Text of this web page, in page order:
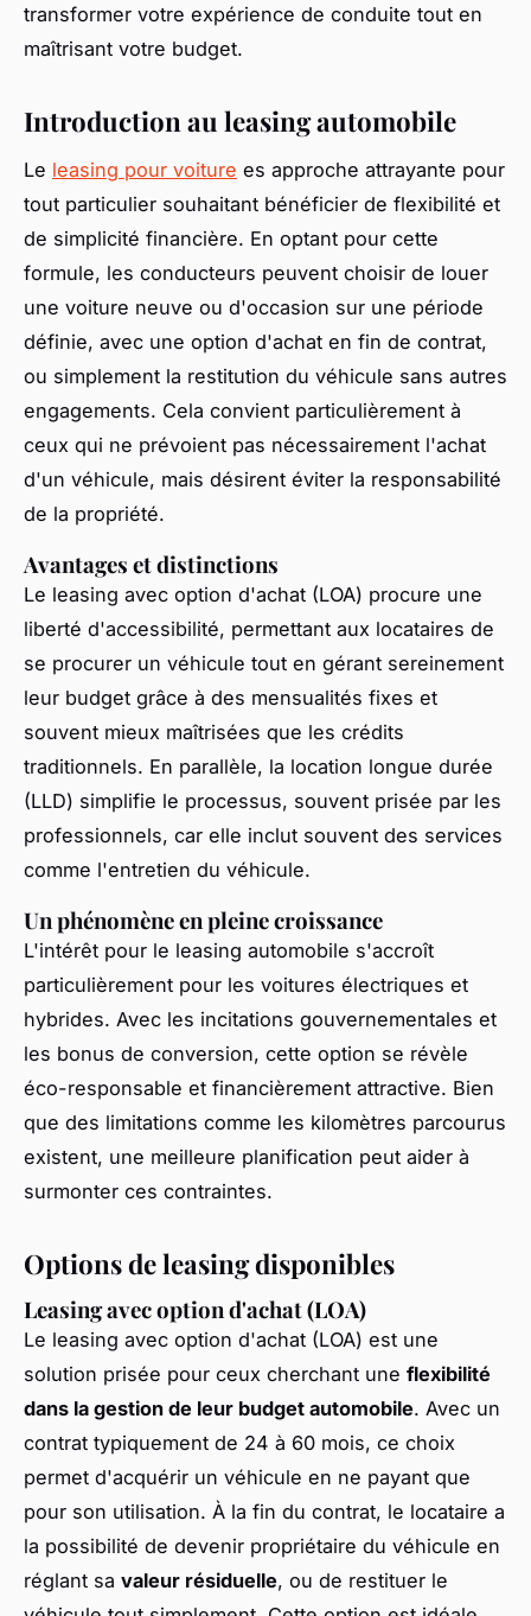
transformer votre expérience de conduite tout en
maîtrisant votre budget.
Introduction au leasing automobile
Le leasing pour voiture es approche attrayante pour
tout particulier souhaitant bénéficier de flexibilité et
de simplicité financière. En optant pour cette
formule, les conducteurs peuvent choisir de louer
une voiture neuve ou d'occasion sur une période
définie, avec une option d'achat en fin de contrat,
ou simplement la restitution du véhicule sans autres
engagements. Cela convient particulièrement à
ceux qui ne prévoient pas nécessairement l'achat
d'un véhicule, mais désirent éviter la responsabilité
de la propriété.
Avantages et distinctions
Le leasing avec option d'achat (LOA) procure une
liberté d'accessibilité, permettant aux locataires de
se procurer un véhicule tout en gérant sereinement
leur budget grâce à des mensualités fixes et
souvent mieux maîtrisées que les crédits
traditionnels. En parallèle, la location longue durée
(LLD) simplifie le processus, souvent prisée par les
professionnels, car elle inclut souvent des services
comme l'entretien du véhicule.
Un phénomène en pleine croissance
L'intérêt pour le leasing automobile s'accroît
particulièrement pour les voitures électriques et
hybrides. Avec les incitations gouvernementales et
les bonus de conversion, cette option se révèle
éco-responsable et financièrement attractive. Bien
que des limitations comme les kilomètres parcourus
existent, une meilleure planification peut aider à
surmonter ces contraintes.
Options de leasing disponibles
Leasing avec option d'achat (LOA)
Le leasing avec option d'achat (LOA) est une
solution prisée pour ceux cherchant une flexibilité
dans la gestion de leur budget automobile. Avec un
contrat typiquement de 24 à 60 mois, ce choix
permet d'acquérir un véhicule en ne payant que
pour son utilisation. À la fin du contrat, le locataire a
la possibilité de devenir propriétaire du véhicule en
réglant sa valeur résiduelle, ou de restituer le